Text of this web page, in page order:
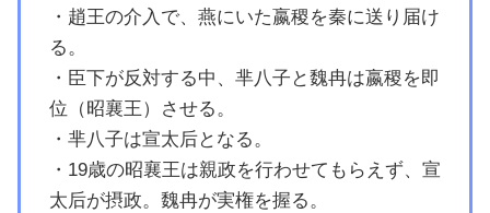
・趙王の介入で、燕にいた嬴稷を秦に送り届け
る。
・臣下が反対する中、芈八子と魏冉は嬴稷を即
位（昭襄王）させる。
・芈八子は宣太后となる。
・19歳の昭襄王は親政を行わせてもらえず、宣
太后が摂政。魏冉が実権を握る。